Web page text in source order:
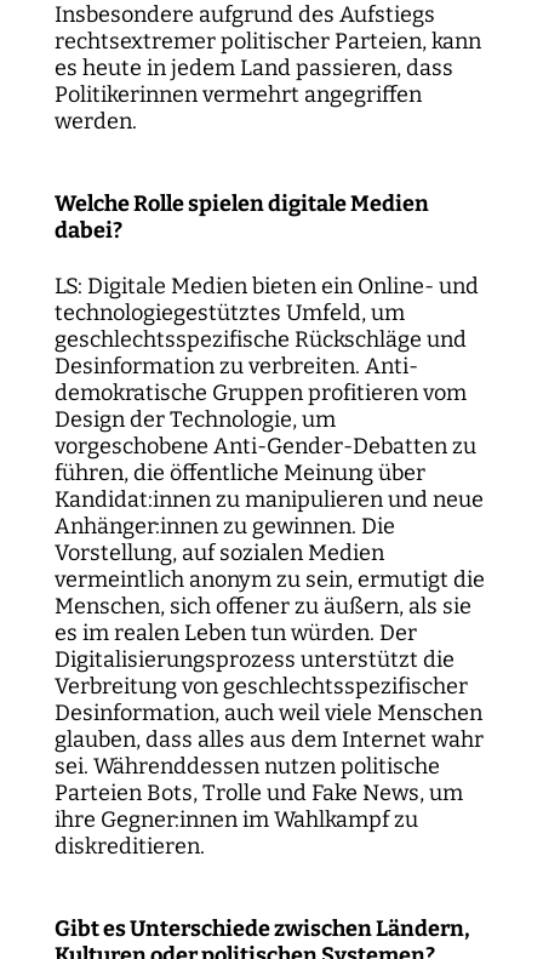
Insbesondere aufgrund des Aufstiegs
rechtsextremer politischer Parteien, kann
es heute in jedem Land passieren, dass
Politikerinnen vermehrt angegriffen
werden.
Welche Rolle spielen digitale Medien
dabei?
LS: Digitale Medien bieten ein Online- und
technologiegestütztes Umfeld, um
geschlechtsspezifische Rückschläge und
Desinformation zu verbreiten. Anti-
demokratische Gruppen profitieren vom
Design der Technologie, um
vorgeschobene Anti-Gender-Debatten zu
führen, die öffentliche Meinung über
Kandidat:innen zu manipulieren und neue
Anhänger:innen zu gewinnen. Die
Vorstellung, auf sozialen Medien
vermeintlich anonym zu sein, ermutigt die
Menschen, sich offener zu äußern, als sie
es im realen Leben tun würden. Der
Digitalisierungsprozess unterstützt die
Verbreitung von geschlechtsspezifischer
Desinformation, auch weil viele Menschen
glauben, dass alles aus dem Internet wahr
sei. Währenddessen nutzen politische
Parteien Bots, Trolle und Fake News, um
ihre Gegner:innen im Wahlkampf zu
diskreditieren.
Gibt es Unterschiede zwischen Ländern,